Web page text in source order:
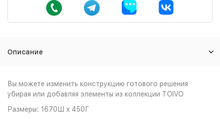
Описание
Вы можете изменить конструкцию готового решения
убирая или добавляя элементы из коллекции TOIVO
Размеры: 1670Ш x 450Г